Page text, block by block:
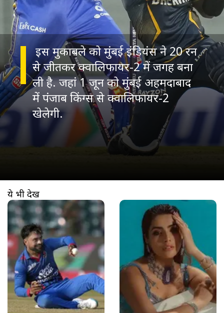
इस मुकाबले को मुंबई इंडियंस ने 20 रन
से जीतकर क्वालिफायर-2 में जगह बना
ली है. जहां 1 जून को मुंबई अहमदाबाद
में पंजाब किंग्स से क्वालिफायर-2
खेलेगी.
खुल रहा है
ये भी देखें